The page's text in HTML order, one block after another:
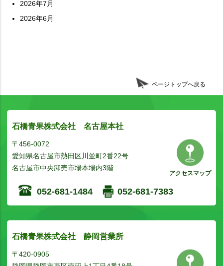
2026年7月
2026年6月
ページトップへ戻る
石橋青果株式会社 名古屋本社
〒456-0072
愛知県名古屋市熱田区川並町2番22号
名古屋市中央卸売市場本場内3階
アクセスマップ
052-681-1484 052-681-7383
石橋青果株式会社 静岡営業所
〒420-0905